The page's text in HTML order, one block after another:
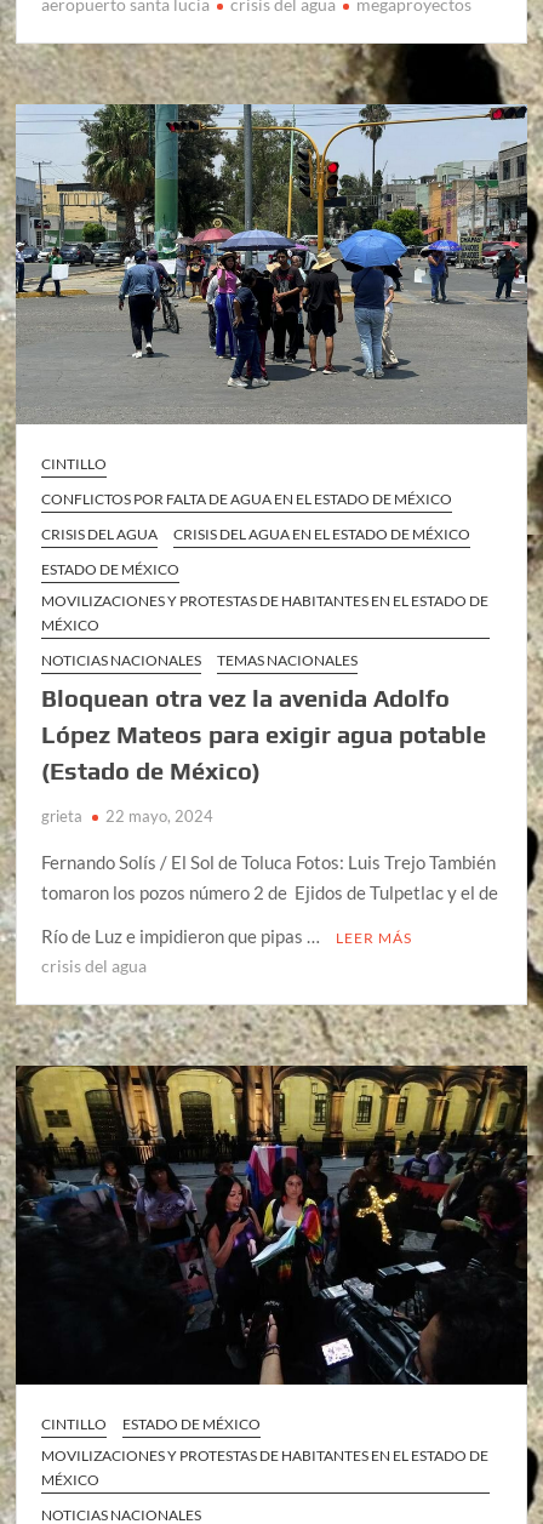
aeropuerto santa lucia crisis del agua megaproyectos
CINTILLO
CONFLICTOS POR FALTA DE AGUA EN EL ESTADO DE MÉXICO
CRISIS DEL AGUA
CRISIS DEL AGUA EN EL ESTADO DE MÉXICO
ESTADO DE MÉXICO
MOVILIZACIONES Y PROTESTAS DE HABITANTES EN EL ESTADO DE
MÉXICO
NOTICIAS NACIONALES
TEMAS NACIONALES
Bloquean otra vez la avenida Adolfo
López Mateos para exigir agua potable
(Estado de México)
grieta 22 mayo, 2024
Fernando Solís / El Sol de Toluca Fotos: Luis Trejo También
tomaron los pozos número 2 de Ejidos de Tulpetlac y el de
Río de Luz e impidieron que pipas …
LEER MÁS
crisis del agua
CINTILLO
ESTADO DE MÉXICO
MOVILIZACIONES Y PROTESTAS DE HABITANTES EN EL ESTADO DE
MÉXICO
NOTICIAS NACIONALES